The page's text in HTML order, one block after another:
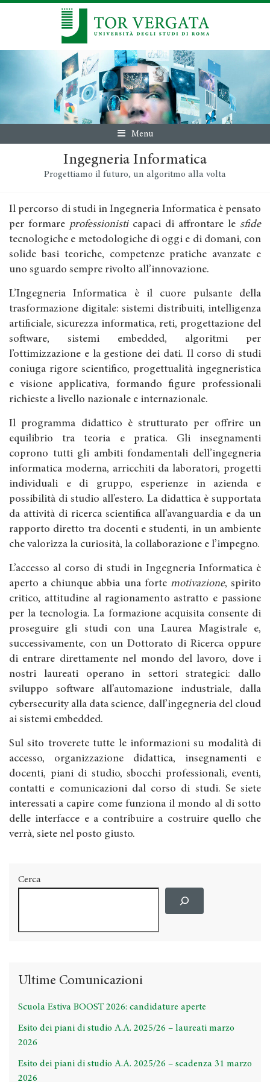
Menu
Ingegneria Informatica
Progettiamo il futuro, un algoritmo alla volta
Il percorso di studi in Ingegneria Informatica è pensato
per formare professionisticapaci di affrontare le sfide
tecnologiche e metodologiche di oggi e di domani, con
solide basi teoriche, competenze pratiche avanzate e
uno sguardo sempre rivolto all’innovazione.
L’Ingegneria Informatica è il cuore pulsante della
trasformazione digitale: sistemi distribuiti, intelligenza
artificiale, sicurezza informatica, reti, progettazione del
software, sistemi embedded, algoritmi per
l’ottimizzazione e la gestione dei dati. Il corso di studi
coniuga rigore scientifico, progettualità ingegneristica
e visione applicativa, formando figure professionali
richieste a livello nazionale e internazionale.
Il programma didattico è strutturato per offrire un
equilibrio tra teoria e pratica. Gli insegnamenti
coprono tutti gli ambiti fondamentali dell’ingegneria
informatica moderna, arricchiti da laboratori, progetti
individuali e di gruppo, esperienze in azienda e
possibilità di studio all’estero. La didattica è supportata
da attività di ricerca scientifica all’avanguardia e da un
rapporto diretto tra docenti e studenti, in un ambiente
che valorizza la curiosità, la collaborazione e l’impegno.
L’accesso al corso di studi in Ingegneria Informatica è
aperto a chiunque abbia una forte motivazione, spirito
critico, attitudine al ragionamento astratto e passione
per la tecnologia. La formazione acquisita consente di
proseguire gli studi con una Laurea Magistrale e,
successivamente, con un Dottorato di Ricerca oppure
di entrare direttamente nel mondo del lavoro, dove i
nostri laureati operano in settori strategici: dallo
sviluppo software all’automazione industriale, dalla
cybersecurity alla data science, dall’ingegneria del cloud
ai sistemi embedded.
Sul sito troverete tutte le informazioni su modalità di
accesso, organizzazione didattica, insegnamenti e
docenti, piani di studio, sbocchi professionali, eventi,
contatti e comunicazioni dal corso di studi. Se siete
interessati a capire come funziona il mondo al di sotto
delle interfacce e a contribuire a costruire quello che
verrà, siete nel posto giusto.
Cerca
Ultime Comunicazioni
Scuola Estiva BOOST 2026: candidature aperte
Esito dei piani di studio A.A. 2025/26 – laureati marzo
2026
Esito dei piani di studio A.A. 2025/26 – scadenza 31 marzo
2026